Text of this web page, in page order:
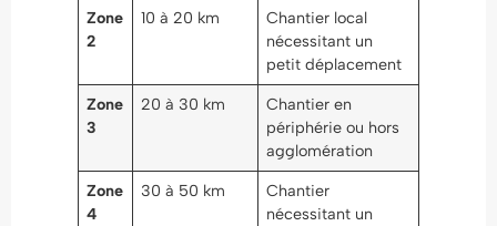
Zone
2
10 à 20 km
Chantier local
nécessitant un
petit déplacement
Zone
3
20 à 30 km
Chantier en
périphérie ou hors
agglomération
Zone
4
30 à 50 km
Chantier
nécessitant un